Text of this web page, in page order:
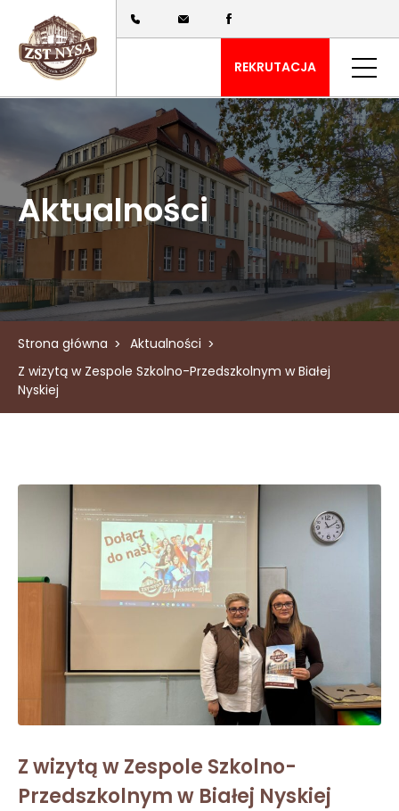
REKRUTACJA
Aktualności
Strona główna
Aktualności
Z wizytą w Zespole Szkolno-Przedszkolnym w Białej
Nyskiej
Z wizytą w Zespole Szkolno-
Przedszkolnym w Białej Nyskiej